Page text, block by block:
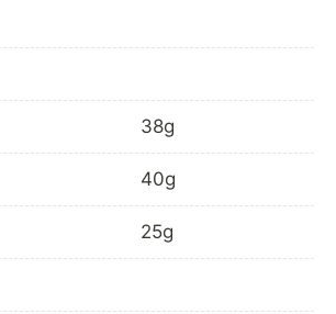
38g
40g
25g